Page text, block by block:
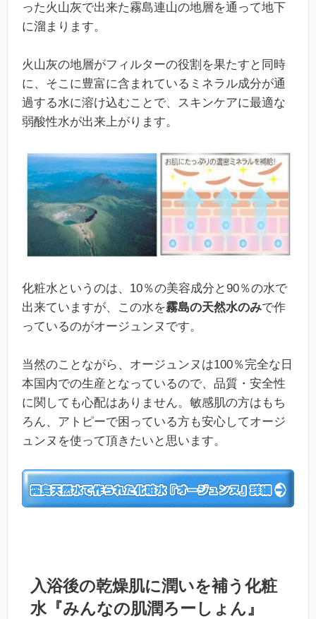
った火山灰で出来た霧島連山の地層を通って地下
に溜まります。
火山灰の地層がフィルターの役割を果たすと同時
に、そこに豊富に含まれているミネラル成分が通
過する水に溶け込むことで、スキンケアに最適な
弱酸性水が出来上がります。
化粧水というのは、10％の美容成分と90％の水で
出来ていますが、この水を霧島の天然水のみで作
っているのがオージュンヌです。
当然のことながら、オージュンヌは100％完全な日
本国内での生産となっているので、品質・安全性
に関しても心配はありません。敏感肌の方はもち
ろん、アトピーで困っている方も安心してオージ
ュンヌを使って頂きたいと思います。
入浴後の乾燥肌に潤いを補う化粧
水『みんなの肌潤ろーしょん』